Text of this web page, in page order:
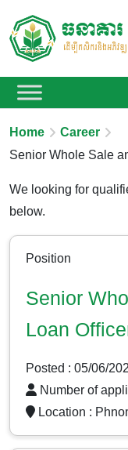
Home
Career
Senior Whole Sale
We looking for
below.
Position
Senior
Loan
Posted : 05/06/
Number of
Location :